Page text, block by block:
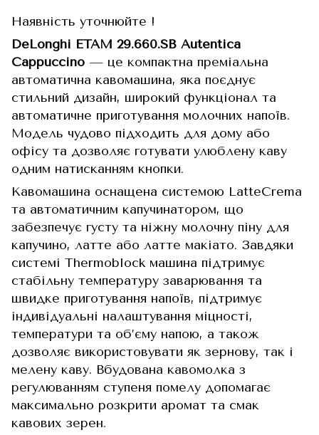
Наявність уточнюйте !
DeLonghi ETAM 29.660.SB Autentica
Cappuccino — це компактна преміальна
автоматична кавомашина, яка поєднує
стильний дизайн, широкий функціонал та
автоматичне приготування молочних напоїв.
Модель чудово підходить для дому або
офісу та дозволяє готувати улюблену каву
одним натисканням кнопки.
Кавомашина оснащена системою LatteCrema
та автоматичним капучинатором, що
забезпечує густу та ніжну молочну піну для
капучино, латте або латте макіато. Завдяки
системі Thermoblock машина підтримує
стабільну температуру заварювання та
швидке приготування напоїв, підтримує
індивідуальні налаштування міцності,
температури та об’єму напою, а також
дозволяє використовувати як зернову, так і
мелену каву. Вбудована кавомолка з
регулюванням ступеня помелу допомагає
максимально розкрити аромат та смак
кавових зерен.